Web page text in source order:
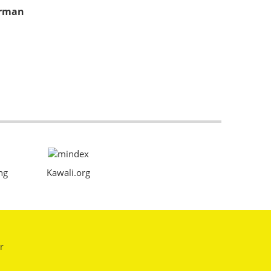
Kawali.org